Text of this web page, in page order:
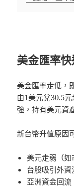
美金匯率
美金匯率走低，
由1美元兌30.5
強，持有美元資
新台幣升值原因
美元走弱（如
台股吸引外資
亞洲資金回流